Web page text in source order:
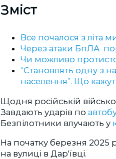
Зміст
Все почалося з літа
Через атаки БпЛА
Чи можливо
“Становлять одну з
населення”. Що
Щодня російській
Завдають ударів по
Безпілотники влучають у
На початку березня 2025
на вулиці в Дар'ївці.